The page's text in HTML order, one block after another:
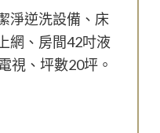
淨逆洗設備、床
網、房間42吋液
視、坪數20坪。